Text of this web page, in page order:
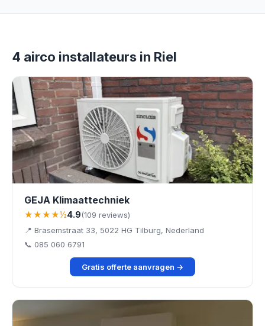
4 airco installateurs in Riel
GEJA Klimaattechniek
★★★★½4.9(109 reviews)
📍 Brasemstraat 33, 5022 HG Tilburg, Nederland
📞 085 060 6791
Gratis offerte aanvragen →